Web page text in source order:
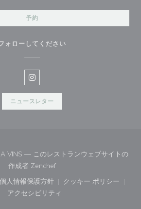
予約
ォローしてください
Instagram ((新しいウィンドウ
ニュースレター
VINS — このレストランウェブサイトの
作成者 Zenchef((新しいウィンドウで開き
で開きます))
ウィンドウで開きます))
個人情報保護方針
((新しいウィンドウで開きます))
クッキー ポリシー
((新しいウィ
アクセシビリティ
((新しいウィンドウで開きます))